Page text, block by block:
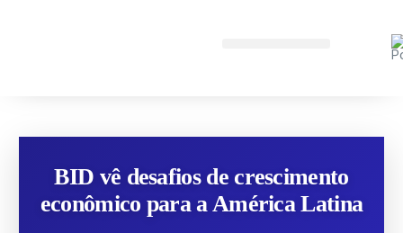
BID vê desafios de crescimento
econômico para a América Latina